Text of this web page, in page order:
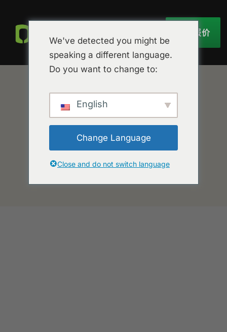
获取报价
We've detected you might be
speaking a different language.
Do you want to change to:
English
Change Language
Close and do not switch language